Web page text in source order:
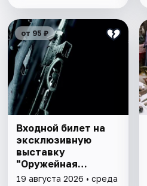
от 95 ₽
Входной билет на
эксклюзивную
выставку
"Оружейная
комната"
19 августа 2026 • среда